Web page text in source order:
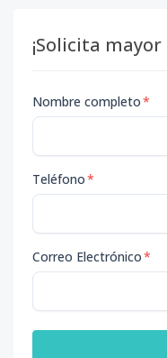
¡Solicita mayor
Nombre completo*
Teléfono*
Correo Electrónico*